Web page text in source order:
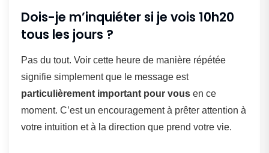
Dois-je m’inquiéter si je vois 10h20
tous les jours ?
Pas du tout. Voir cette heure de manière répétée
signifie simplement que le message est
particulièrement important pour vous en ce
moment. C’est un encouragement à prêter attention à
votre intuition et à la direction que prend votre vie.